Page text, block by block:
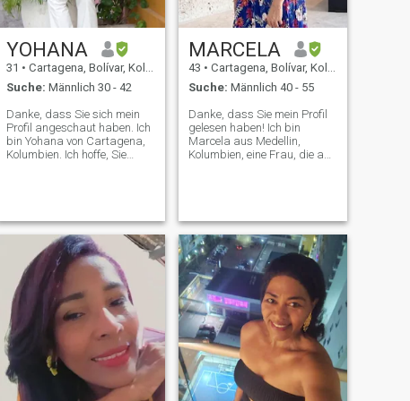
zu küssen.
YOHANA
31 • Cartagena, Bolívar, Kolumbien
Suche: Männlich 30 - 42
Danke, dass Sie sich mein
Profil angeschaut haben. Ich
bin Yohana von Cartagena,
Kolumbien. Ich hoffe, Sie
MUTTER ich liebe meinen
Sohn über alles, familiär,
lustig Fan Nummer 1 von
Schokolade, Büchern und
Outdoor Ich halte mich für
etwas Schüchternes,
Aufrichtiges, Demütiges,
Ehrliches; ich halte jeden Tag
an meinen Träumen fest. Es
macht mich glücklich, zu
lesen, den Strand zu
besuchen, das Meer zu
sehen, Zeit mit der Familie zu
verbringen und mit meinem
MARCELA
43 • Cartagena, Bolívar, Kolumbien
Suche: Männlich 40 - 55
Danke, dass Sie mein Profil
gelesen haben! Ich bin
Marcela aus Medellin,
Kolumbien, eine Frau, die an
Träume kämpft. Ich bin
fröhlich und spontan. Ich
liebe Wasser, Flüsse, das
Meer und den Strand. Meine
Hobbys sind: Lesen,
musikalische Aktivitäten,
neue Orte und Restaurants
besuchen; ausgehen, um
nahe gelegene Städ Ich
trainiere durch Wandern,
Wandern und im
Fitnessstudio.